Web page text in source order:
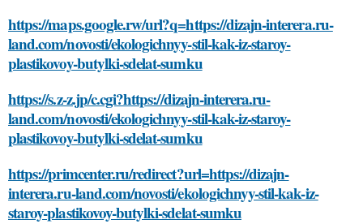
https://maps.google.rw/url?q=https://dizajn-interera.ru-
land.com/novosti/ekologichnyy-stil-kak-iz-staroy-
plastikovoy-butylki-sdelat-sumku
https://s.z-z.jp/c.cgi?https://dizajn-interera.ru-
land.com/novosti/ekologichnyy-stil-kak-iz-staroy-
plastikovoy-butylki-sdelat-sumku
https://primcenter.ru/redirect?url=https://dizajn-
interera.ru-land.com/novosti/ekologichnyy-stil-kak-iz-
staroy-plastikovoy-butylki-sdelat-sumku